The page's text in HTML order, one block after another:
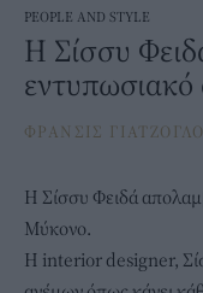
PEOPLE AND STYLE
Η Σίσσυ
ΦΡΑΝΣΙΣ
H Σίσσυ Φειδά
Μύκονο.
Η interior designer,